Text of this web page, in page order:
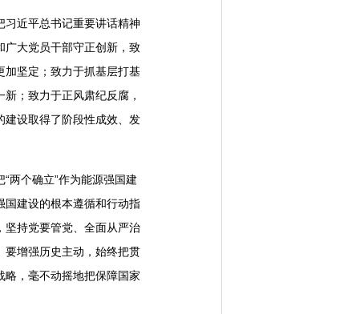
近平总书记重要讲话精神
广大党员干部守正创新，致
加坚定；致力于抓基层打基
；致力于正风肃纪反腐，
建设取得了阶段性成效、发
个确立”作为能源强国建
国建设的根本遵循和行动指
坚持党要管党、全面从严治
要增强历史主动，始终把贯
，毫不动摇地把保障国家